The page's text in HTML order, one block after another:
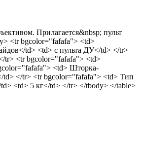
Прилагается&nbsp; пульт
<tr bgcolor="fafafa"> <td>
td> <td> с пульта ДУ</td> </tr>
tr> <tr bgcolor="fafafa"> <td>
<td> Шторка-
td> </tr> <tr bgcolor="fafafa"> <td> Тип
<td> 5 кг</td> </tr> </tbody> </table>